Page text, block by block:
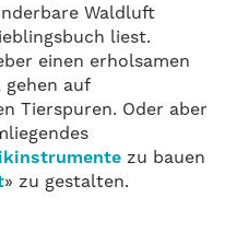
Waldluft
liest.
einen erholsamen
gehen auf
Tierspuren. Oder aber
zu bauen
» zu gestalten.